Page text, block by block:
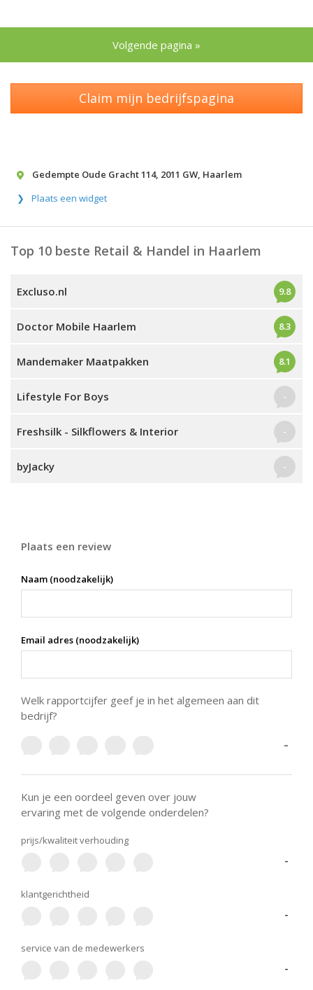
Volgende pagina »
Claim mijn bedrijfspagina
Gedempte Oude Gracht 114, 2011 GW, Haarlem
Plaats een widget
Top 10 beste Retail & Handel in Haarlem
Excluso.nl 9.8
Doctor Mobile Haarlem 8.3
Mandemaker Maatpakken 8.1
Lifestyle For Boys -
Freshsilk - Silkflowers & Interior -
byJacky -
Plaats een review
Naam (noodzakelijk)
Email adres (noodzakelijk)
Welk rapportcijfer geef je in het algemeen aan dit
bedrijf?
-
Kun je een oordeel geven over jouw
ervaring met de volgende onderdelen?
prijs/kwaliteit verhouding
-
klantgerichtheid
-
service van de medewerkers
-